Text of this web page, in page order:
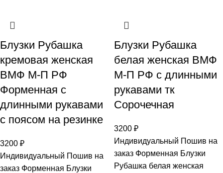
Блузки Рубашка
кремовая женская
ВМФ М-П РФ
Форменная с
длинными рукавами
с поясом на резинке
3200 ₽
Индивидуальный Пошив на
заказ Форменная Блузки
Блузки Рубашка
белая женская ВМФ
М-П РФ с длинными
рукавами тк
Сорочечная
3200 ₽
Индивидуальный Пошив на
заказ Форменная Блузки
Рубашка белая женская